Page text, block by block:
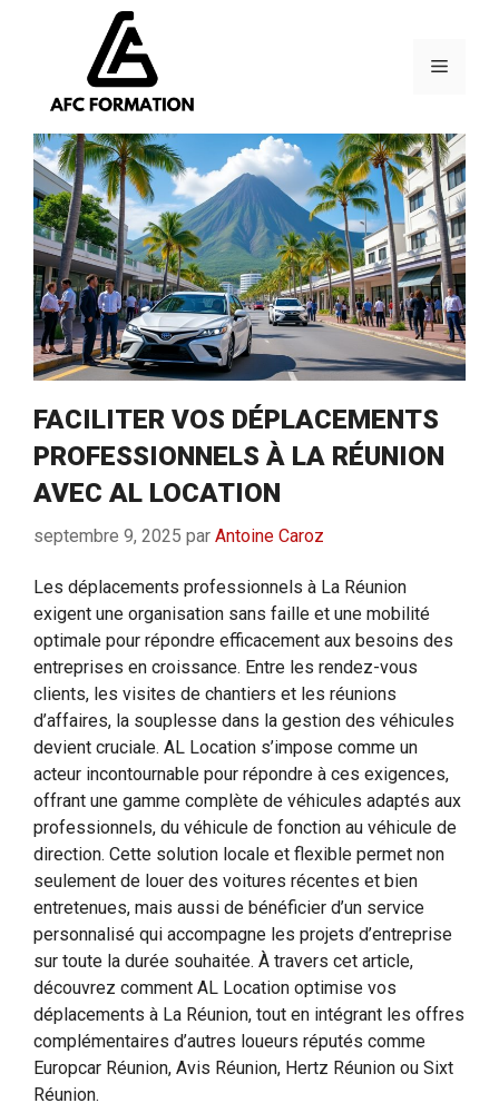
Menu
FACILITER VOS DÉPLACEMENTS
PROFESSIONNELS À LA RÉUNION
AVEC AL LOCATION
septembre 9, 2025 par Antoine Caroz
Les déplacements professionnels à La Réunion
exigent une organisation sans faille et une mobilité
optimale pour répondre efficacement aux besoins des
entreprises en croissance. Entre les rendez-vous
clients, les visites de chantiers et les réunions
d’affaires, la souplesse dans la gestion des véhicules
devient cruciale. AL Location s’impose comme un
acteur incontournable pour répondre à ces exigences,
offrant une gamme complète de véhicules adaptés aux
professionnels, du véhicule de fonction au véhicule de
direction. Cette solution locale et flexible permet non
seulement de louer des voitures récentes et bien
entretenues, mais aussi de bénéficier d’un service
personnalisé qui accompagne les projets d’entreprise
sur toute la durée souhaitée. À travers cet article,
découvrez comment AL Location optimise vos
déplacements à La Réunion, tout en intégrant les offres
complémentaires d’autres loueurs réputés comme
Europcar Réunion, Avis Réunion, Hertz Réunion ou Sixt
Réunion.